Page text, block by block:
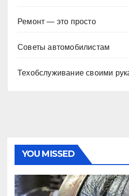
Ремонт — это просто
Советы автомобилистам
Техобслуживание своими
YOU MISSED